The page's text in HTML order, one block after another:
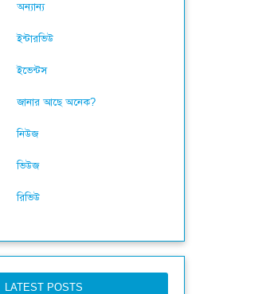
অন্যান্য
ইন্টারভিউ
ইভেন্টস
জানার আছে অনেক?
নিউজ
ভিউজ
রিভিউ
LATEST POSTS